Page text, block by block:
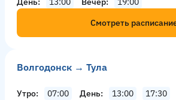
Смотреть
Волгодонск → Тула
Утро 07:00 День 13:00 17:30